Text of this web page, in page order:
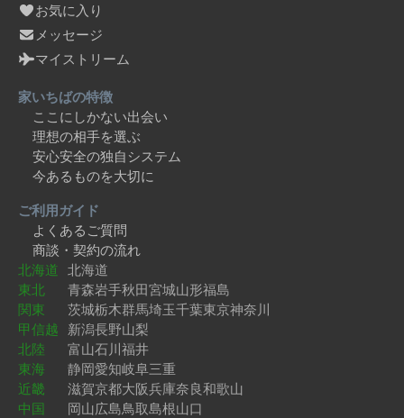
お気に入り
メッセージ
マイストリーム
家いちばの特徴
ここにしかない出会い
理想の相手を選ぶ
安心安全の独自システム
今あるものを大切に
ご利用ガイド
よくあるご質問
商談・契約の流れ
北海道 北海道
東北
青森岩手秋田宮城山形福島
関東
茨城栃木群馬埼玉千葉東京神奈川
甲信越 新潟長野山梨
北陸
富山石川福井
東海
静岡愛知岐阜三重
近畿
滋賀京都大阪兵庫奈良和歌山
中国
岡山広島鳥取島根山口